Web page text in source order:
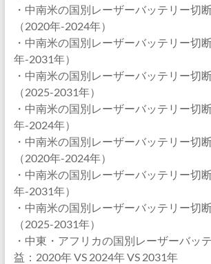
・中南米の国別レーザーバッテリー切
（2020年-2024年）
・中南米の国別レーザーバッテリー切
年-2031年）
・中南米の国別レーザーバッテリー切
（2025-2031年）
・中南米の国別レーザーバッテリー切
年-2024年）
・中南米の国別レーザーバッテリー切
（2020年-2024年）
・中南米の国別レーザーバッテリー切
年-2031年）
・中南米の国別レーザーバッテリー切
（2025-2031年）
・中東・アフリカの国別レーザーバッ
益：2020年 VS 2024年 VS 2031年